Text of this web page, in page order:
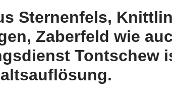
Sternenfels,
Zaberfeld wie
Tontschew